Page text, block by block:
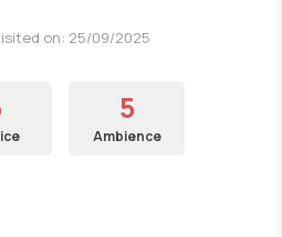
on: 25/09/2025
5
Ambience